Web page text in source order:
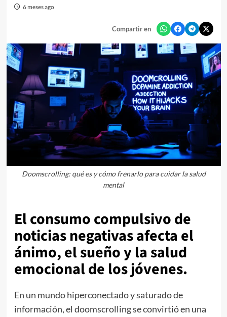
6 meses ago
Compartir en
Doomscrolling: qué es y cómo frenarlo para cuidar la salud
mental
El consumo compulsivo de
noticias negativas afecta el
ánimo, el sueño y la salud
emocional de los jóvenes.
En un mundo hiperconectado y saturado de
información, el doomscrolling se convirtió en una